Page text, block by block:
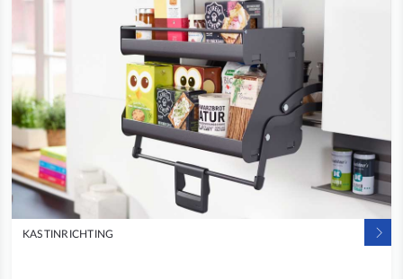
KASTINRICHTING